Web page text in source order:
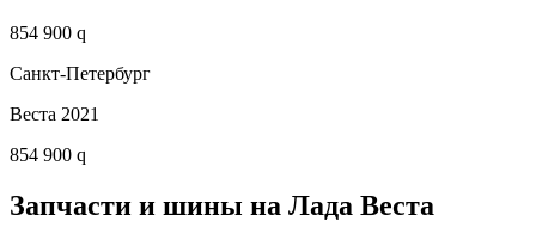
854 900 q
Санкт-Петербург
Веста 2021
854 900 q
Запчасти и шины на Лада Веста